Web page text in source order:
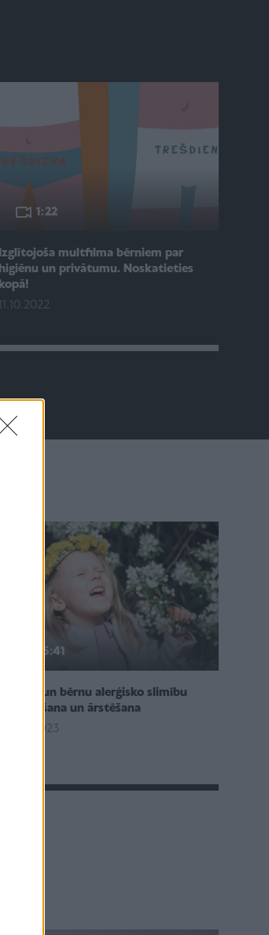
1:22
Izglītojoša multfilma bērniem par
higiēnu un privātumu. Noskatieties
kopā!
11.10.2022
25:41
Zīdaiņu un bērnu alerģisko slimību
izmeklēšana un ārstēšana
09.06.2023